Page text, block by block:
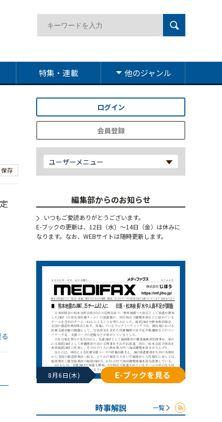
特集・連載 他のジャンル
保存
ログイン
会員登録
ユーザーメニュー
編集部からのお知らせ
いつもご愛読ありがとうございます。
E-ブックの更新は、12日（水）～14日（金）は休みに
なります。なお、WEBサイトは随時更新します。
8月6日(木) E-ブックを見る
時事解説 一覧